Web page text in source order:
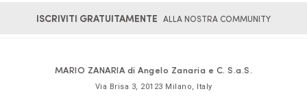
ISCRIVITI GRATUITAMENTE ALLA NOSTRA COMMUNITY
MARIO ZANARIA di Angelo Zanaria e C. S.a.S.
Via Brisa 3 20123 Milano Italy